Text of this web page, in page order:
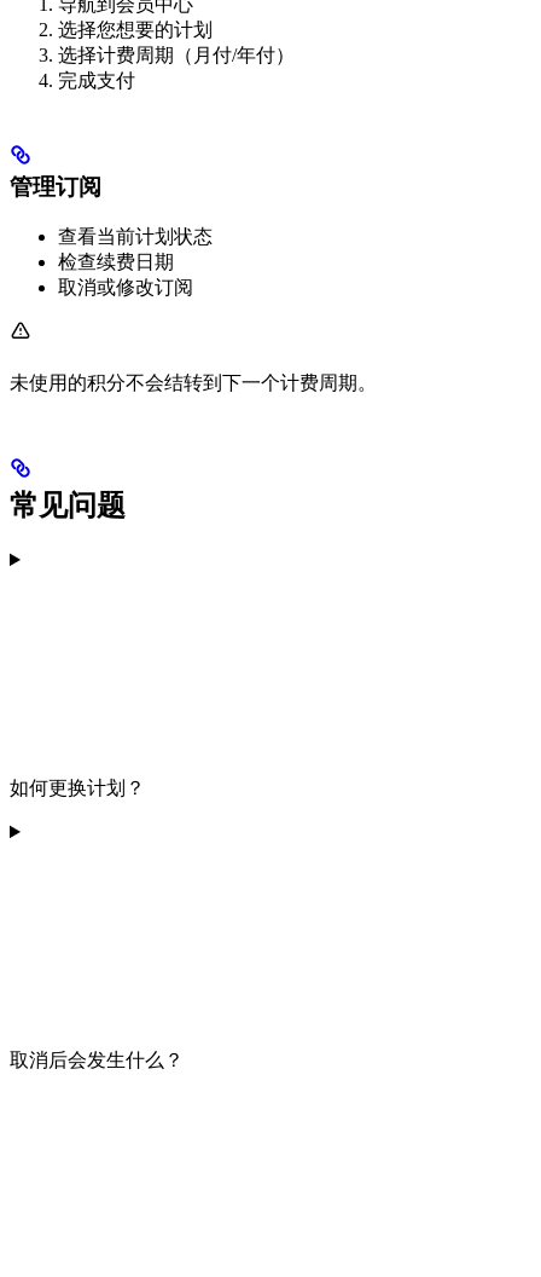
导航到会员中心
选择您想要的计划
选择计费周期（月付/年付）
完成支付
管理订阅
查看当前计划状态
检查续费日期
取消或修改订阅
未使用的积分不会结转到下一个计费周期。
常见问题
如何更换计划？
取消后会发生什么？